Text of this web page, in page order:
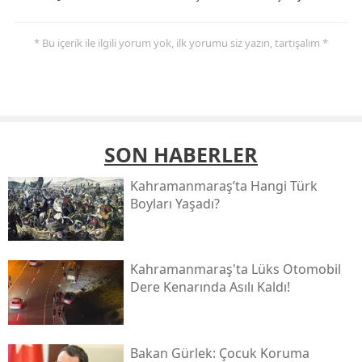
* Bu içerik ile ilgili yorum yok, ilk yorumu siz yazın, tartışalım *
SON HABERLER
Kahramanmaraş’ta Hangi Türk
Boyları Yaşadı?
Kahramanmaraş'ta Lüks Otomobil
Dere Kenarında Asılı Kaldı!
Bakan Gürlek: Çocuk Koruma